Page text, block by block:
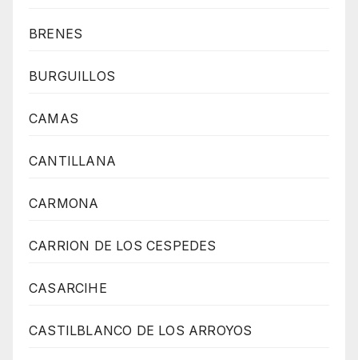
BRENES
BURGUILLOS
CAMAS
CANTILLANA
CARMONA
CARRION DE LOS CESPEDES
CASARCIHE
CASTILBLANCO DE LOS ARROYOS